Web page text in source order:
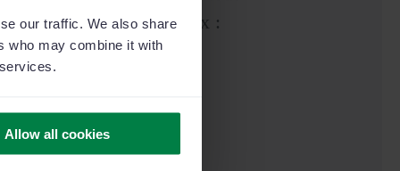
our traffic. We also share
who may combine it with
Allow all cookies
ERP. Accès facile aux :
marque